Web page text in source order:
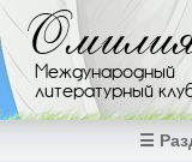
Перейти к основному
Международный
литературный
☰